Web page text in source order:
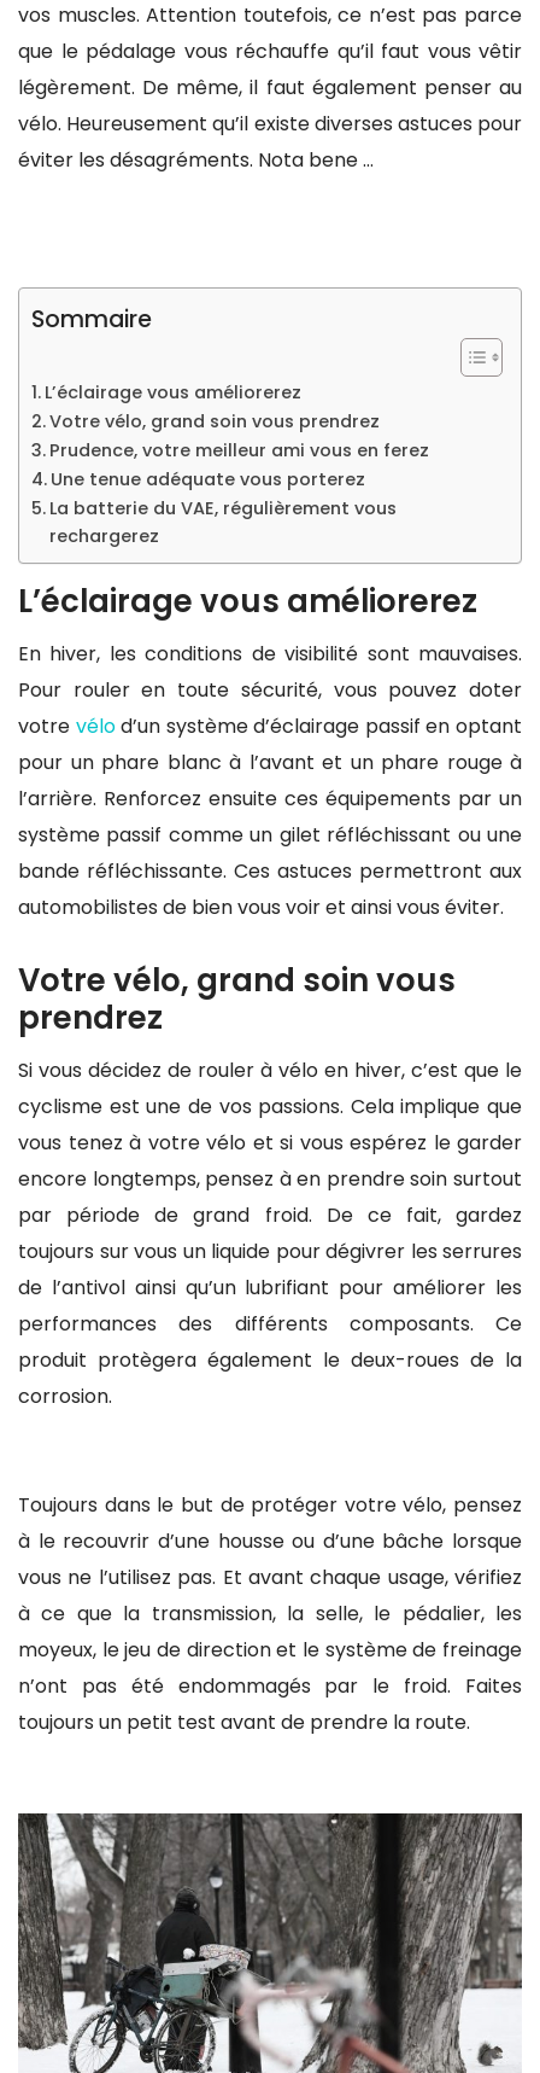
vos muscles. Attention toutefois, ce n’est pas parce
que le pédalage vous réchauffe qu’il faut vous vêtir
légèrement. De même, il faut également penser au
vélo. Heureusement qu’il existe diverses astuces pour
éviter les désagréments. Nota bene …
Sommaire
L’éclairage vous améliorerez
Votre vélo, grand soin vous prendrez
Prudence, votre meilleur ami vous en ferez
Une tenue adéquate vous porterez
La batterie du VAE, régulièrement vous
rechargerez
L’éclairage vous améliorerez
En hiver, les conditions de visibilité sont mauvaises.
Pour rouler en toute sécurité, vous pouvez doter
votre vélod’un système d’éclairage passif en optant
pour un phare blanc à l’avant et un phare rouge à
l’arrière. Renforcez ensuite ces équipements par un
système passif comme un gilet réfléchissant ou une
bande réfléchissante. Ces astuces permettront aux
automobilistes de bien vous voir et ainsi vous éviter.
Votre vélo, grand soin vous
prendrez
Si vous décidez de rouler à vélo en hiver, c’est que le
cyclisme est une de vos passions. Cela implique que
vous tenez à votre vélo et si vous espérez le garder
encore longtemps, pensez à en prendre soin surtout
par période de grand froid. De ce fait, gardez
toujours sur vous un liquide pour dégivrer les serrures
de l’antivol ainsi qu’un lubrifiant pour améliorer les
performances des différents composants. Ce
produit protègera également le deux-roues de la
corrosion.
Toujours dans le but de protéger votre vélo, pensez
à le recouvrir d’une housse ou d’une bâche lorsque
vous ne l’utilisez pas. Et avant chaque usage, vérifiez
à ce que la transmission, la selle, le pédalier, les
moyeux, le jeu de direction et le système de freinage
n’ont pas été endommagés par le froid. Faites
toujours un petit test avant de prendre la route.